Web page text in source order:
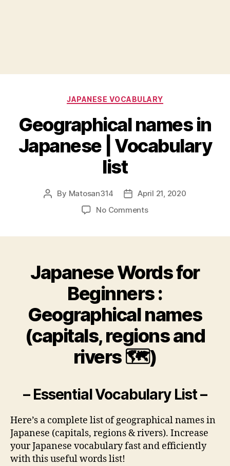
Categories
JAPANESE VOCABULARY
Geographical names in
Japanese | Vocabulary
list
Post
By Matosan314
Post
date
April 21, 2020
No Commentson
Vocabulary
list
Japanese Words for
Beginners :
Geographical names
(capitals, regions and
rivers 🗺️)
– Essential Vocabulary List –
Here’s a complete list of geographical names in
Japanese (capitals, regions & rivers). Increase
your Japanese vocabulary fast and efficiently
with this useful words list!